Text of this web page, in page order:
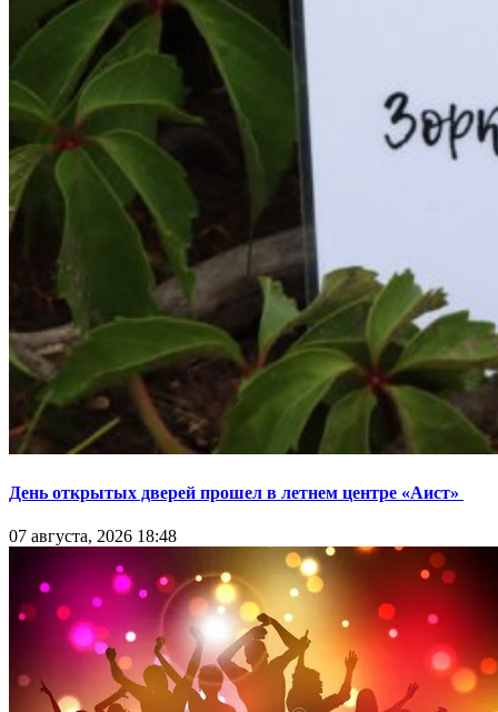
День открытых дверей прошел в летнем центре «Аист»
07 августа, 2026 18:48